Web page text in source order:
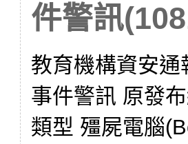
件警訊
教育機構資安
事件警訊 原發
類型 殭屍電腦